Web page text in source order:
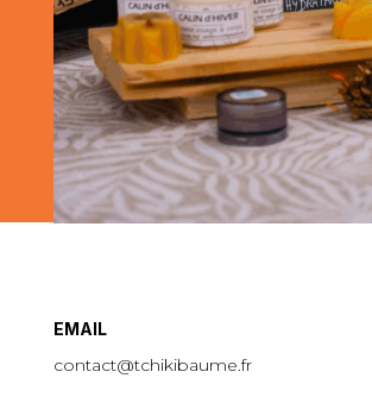
EMAIL
contact@tchikibaume.fr